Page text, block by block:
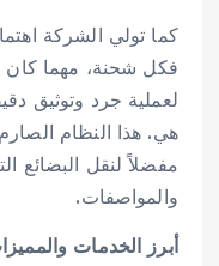
كما تولي الشركة
فكل شحنة، مهما كان
لعملية جرد وتوثيق
هي. هذا النظام
مفضلاً لنقل البضائع
والمواصفات.
أبرز الخدمات